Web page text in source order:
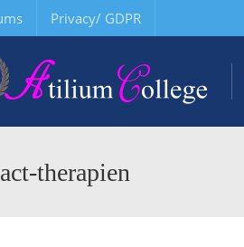
Privacy/ GDPR
therapien